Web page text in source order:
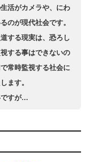
活がカメラや、にわ
のが現代社会です。
する現実は、恐ろし
する事はできないの
常時監視する社会に
ます。
ですが…